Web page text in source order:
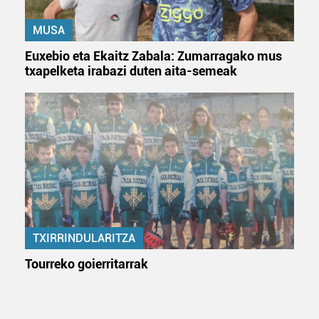
irakurri
MUSA
Euxebio eta Ekaitz Zabala: Zumarragako mus
txapelketa irabazi duten aita-semeak
TXIRRINDULARITZA
Tourreko goierritarrak